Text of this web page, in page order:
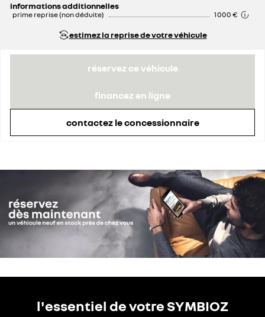
informations additionnelles
prime reprise (non déduite) 1 000 €
estimez la reprise de votre véhicule
réservez ce véhicule
financez en ligne
contactez le concessionnaire
l'essentiel de votre SYMBIOZ